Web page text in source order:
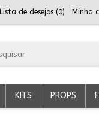
Lista de desejos (0) Minha
KITS PROPS